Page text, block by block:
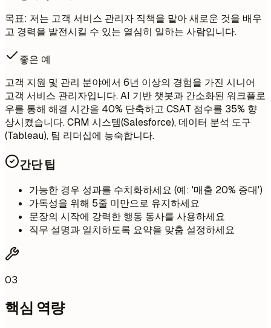
목표: 저는 고객 서비스 관리자 직책을 맡아 새로운 것을 배우
고 경력을 발전시킬 수 있는 열심히 일하는 사람입니다.
좋은 예
고객 지원 및 관리 분야에서 6년 이상의 경험을 가진 시니어
고객 서비스 관리자입니다. AI 기반 챗봇과 간소화된 워크플로
우를 통해 해결 시간을 40% 단축하고 CSAT 점수를 35% 향
상시켰습니다. CRM 시스템(Salesforce), 데이터 분석 도구
(Tableau), 팀 리더십에 능숙합니다.
간단 팁
가능한 경우 성과를 수치화하세요 (예: '매출 20% 증대')
가독성을 위해 5줄 미만으로 유지하세요
문장의 시작에 강력한 행동 동사를 사용하세요
직무 설명과 일치하도록 요약을 맞춤 설정하세요
03
핵심 역량